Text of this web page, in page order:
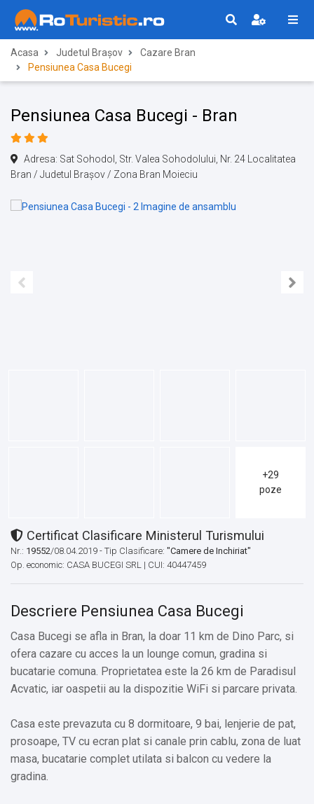
Acasa Judetul Brașov
Cazare Bran
Pensiunea Casa Bucegi
Pensiunea Casa Bucegi - Bran
Adresa: Sat Sohodol, Str. Valea Sohodolului, Nr. 24 Localitatea
Bran / Judetul Brașov / Zona Bran Moieciu
+29
poze
Certificat Clasificare Ministerul Turismului
Nr.: 19552/08.04.2019 - Tip Clasificare: "Camere de Inchiriat"
Op. economic: CASA BUCEGI SRL | CUI: 40447459
Descriere Pensiunea Casa Bucegi
Casa Bucegi se afla in Bran, la doar 11 km de Dino Parc, si
ofera cazare cu acces la un lounge comun, gradina si
bucatarie comuna. Proprietatea este la 26 km de Paradisul
Acvatic, iar oaspetii au la dispozitie WiFi si parcare privata.
Casa este prevazuta cu 8 dormitoare, 9 bai, lenjerie de pat,
prosoape, TV cu ecran plat si canale prin cablu, zona de luat
masa, bucatarie complet utilata si balcon cu vedere la
gradina.